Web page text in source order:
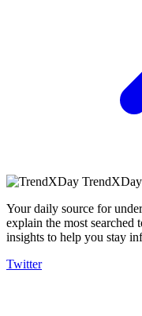
TrendXDay
Your daily source for
explain the most
insights to help you stay
Twitter